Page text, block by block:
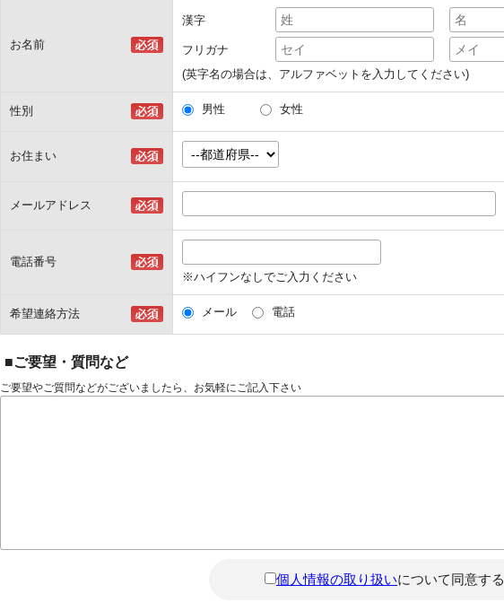
お名前
漢字
フリガナ
(英字名の場合は、アルファベットを入力してください)
性別 男性 女性
お住まい
メールアドレス
電話番号
※ハイフンなしでご入力ください
希望連絡方法 メール 電話
■ご要望・質問など
ご要望やご質問などがございましたら、お気軽にご記入下さい
個人情報の取り扱いについて同意する